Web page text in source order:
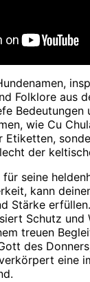
Folklore aus
Bedeutungen
wie Cu
Etiketten,
der
seine
kann
Stärke
Schutz und
treuen
des
eine